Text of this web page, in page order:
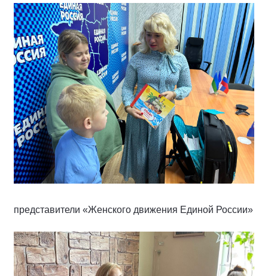
представители «Женского движения Единой России»